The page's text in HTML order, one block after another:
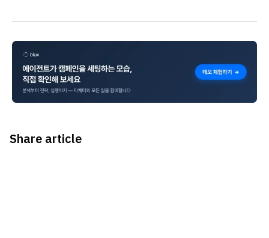
Share article